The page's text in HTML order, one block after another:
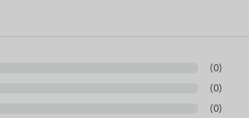
Sitä voidaan käyttää
todellinen ulkonäkö voi poiketa hieman
(0)
(0)
(0)